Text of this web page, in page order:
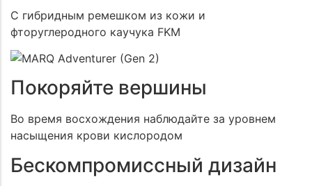
С гибридным ремешком из кожи и
фторуглеродного каучука FKM
Покоряйте вершины
Во время восхождения наблюдайте за уровнем
насыщения крови кислородом
Бескомпромиссный дизайн